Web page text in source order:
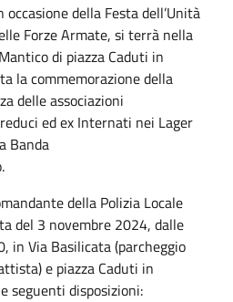
della Festa dell’Unità
Forze Armate, si terrà nella
di piazza Caduti in
la commemorazione della
delle associazioni
ed ex Internati nei Lager
Banda
della Polizia Locale
del 3 novembre 2024, dalle
in Via Basilicata (parcheggio
e piazza Caduti in
seguenti disposizioni: